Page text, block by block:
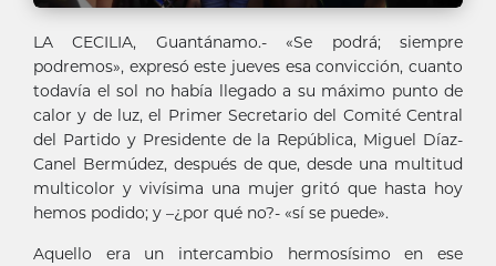
LA CECILIA, Guantánamo.- «Se podrá; siempre
podremos», expresó este jueves esa convicción, cuanto
todavía el sol no había llegado a su máximo punto de
calor y de luz, el Primer Secretario del Comité Central
del Partido y Presidente de la República, Miguel Díaz-
Canel Bermúdez, después de que, desde una multitud
multicolor y vivísima una mujer gritó que hasta hoy
hemos podido; y –¿por qué no?- «sí se puede».
Aquello era un intercambio hermosísimo en ese